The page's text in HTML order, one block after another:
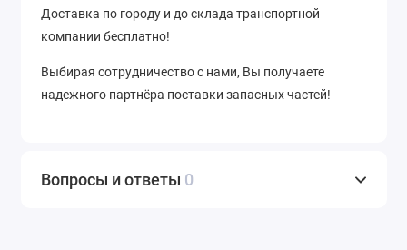
Доставка по городу и до склада транспортной
компании бесплатно!
Выбирая сотрудничество с нами, Вы получаете
надежного партнёра поставки запасных частей!
Вопросы и ответы 0